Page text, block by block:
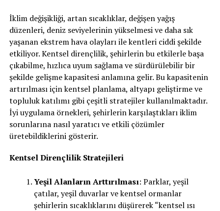
İklim değişikliği, artan sıcaklıklar, değişen yağış
düzenleri, deniz seviyelerinin yükselmesi ve daha sık
yaşanan ekstrem hava olayları ile kentleri ciddi şekilde
etkiliyor. Kentsel dirençlilik, şehirlerin bu etkilerle başa
çıkabilme, hızlıca uyum sağlama ve sürdürülebilir bir
şekilde gelişme kapasitesi anlamına gelir. Bu kapasitenin
artırılması için kentsel planlama, altyapı geliştirme ve
topluluk katılımı gibi çeşitli stratejiler kullanılmaktadır.
İyi uygulama örnekleri, şehirlerin karşılaştıkları iklim
sorunlarına nasıl yaratıcı ve etkili çözümler
üretebildiklerini gösterir.
Kentsel Dirençlilik Stratejileri
Yeşil Alanların Arttırılması: Parklar, yeşil
çatılar, yeşil duvarlar ve kentsel ormanlar
şehirlerin sıcaklıklarını düşürerek “kentsel ısı